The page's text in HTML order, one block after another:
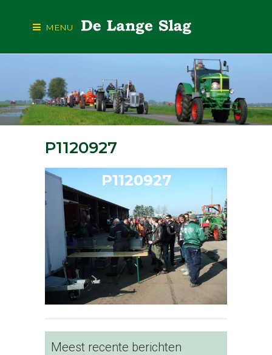
MENU
P1120927
P1120927
Meest recente berichten